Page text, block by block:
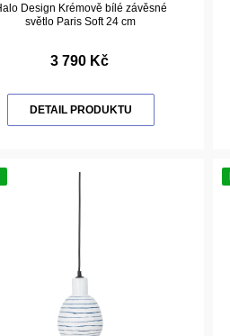
Design Krémově bílé závěsné
světlo Paris Soft 24 cm
3 790 Kč
DETAIL PRODUKTU